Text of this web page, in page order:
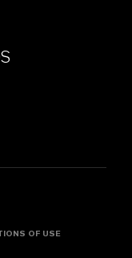
OF USE